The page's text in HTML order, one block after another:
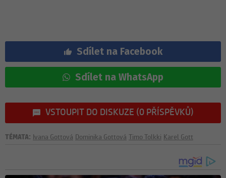
Sdílet na Facebook
Sdílet na WhatsApp
VSTOUPIT DO DISKUZE (0 PŘÍSPĚVKŮ)
TÉMATA: Ivana Gottová Dominika Gottová Timo Tolkki Karel Gott